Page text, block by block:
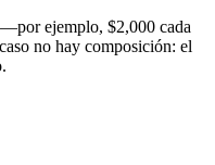
ejemplo, $2,000 cada
no hay composición: el